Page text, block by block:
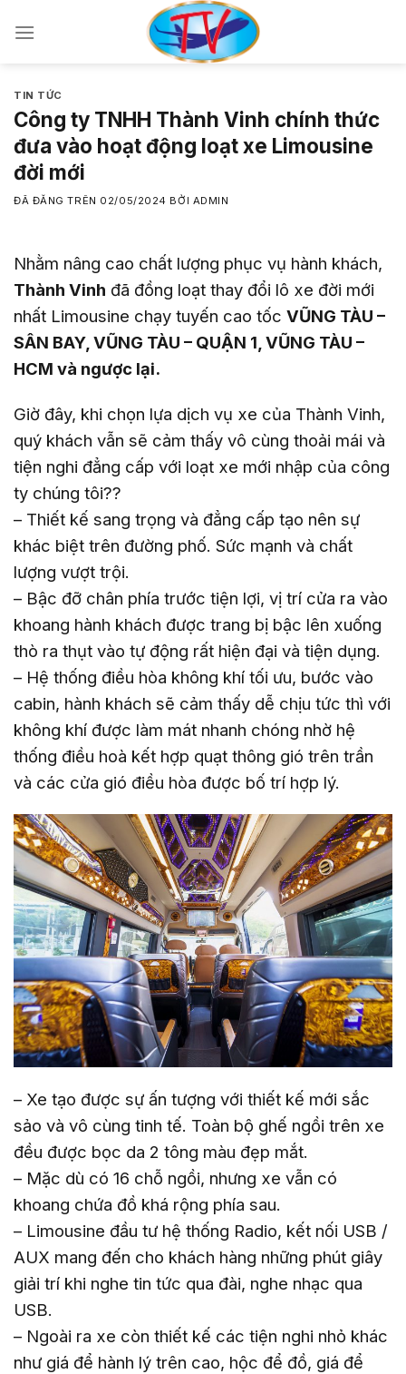
đến
TIN TỨC
Công ty TNHH Thành Vinh chính thức
đưa vào hoạt động loạt xe Limousine
đời mới
ĐÃ ĐĂNG TRÊN 02/05/2024 BỞI ADMIN
Nhằm nâng cao chất lượng phục vụ hành khách,
Thành Vinh đã đồng loạt thay đổi lô xe đời mới
nhất Limousine chạy tuyến cao tốc VŨNG TÀU –
SÂN BAY, VŨNG TÀU – QUẬN 1, VŨNG TÀU –
HCM và ngược lại.
Giờ đây, khi chọn lựa dịch vụ xe của Thành Vinh,
quý khách vẫn sẽ cảm thấy vô cùng thoải mái và
tiện nghi đẳng cấp với loạt xe mới nhập của công
ty chúng tôi??
– Thiết kế sang trọng và đẳng cấp tạo nên sự
khác biệt trên đường phố. Sức mạnh và chất
lượng vượt trội.
– Bậc đỡ chân phía trước tiện lợi, vị trí cửa ra vào
khoang hành khách được trang bị bậc lên xuống
thò ra thụt vào tự động rất hiện đại và tiện dụng.
– Hệ thống điều hòa không khí tối ưu, bước vào
cabin, hành khách sẽ cảm thấy dễ chịu tức thì với
không khí được làm mát nhanh chóng nhờ hệ
thống điều hoà kết hợp quạt thông gió trên trần
và các cửa gió điều hòa được bố trí hợp lý.
– Xe tạo được sự ấn tượng với thiết kế mới sắc
sảo và vô cùng tinh tế. Toàn bộ ghế ngồi trên xe
đều được bọc da 2 tông màu đẹp mắt.
– Mặc dù có 16 chỗ ngồi, nhưng xe vẫn có
khoang chứa đồ khá rộng phía sau.
– Limousine đầu tư hệ thống Radio, kết nối USB /
AUX mang đến cho khách hàng những phút giây
giải trí khi nghe tin tức qua đài, nghe nhạc qua
USB.
– Ngoài ra xe còn thiết kế các tiện nghi nhỏ khác
như giá để hành lý trên cao, hộc để đồ, giá để